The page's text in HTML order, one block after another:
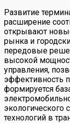
Развитие
расширение
открывают
рынка и
передовые
высокой
управления,
эффективность
формируется
экологического
технологий в